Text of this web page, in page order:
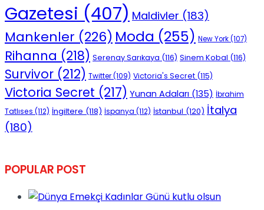
Gazetesi (407) Maldivler (183)
Mankenler (226) Moda (255) New York(107)
Rihanna (218) Serenay Sarıkaya (116) Sinem Kobal (116)
Survivor (212) Twitter(109) Victoria's Secret (115)
Victoria Secret (217) Yunan Adaları (135) İbrahim
Tatlıses (112) İngiltere (118) İspanya (112) İstanbul (120) İtalya
(180)
POPULAR POST